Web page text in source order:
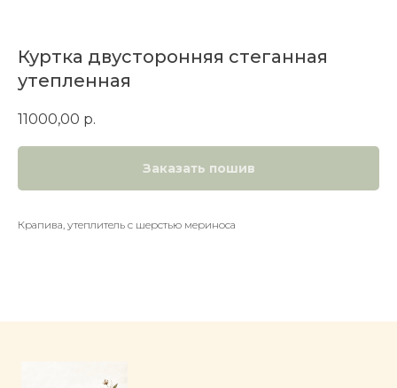
Куртка двусторонняя стеганная
утепленная
11000,00 р.
Заказать пошив
Крапива, утеплитель с шерстью мериноса